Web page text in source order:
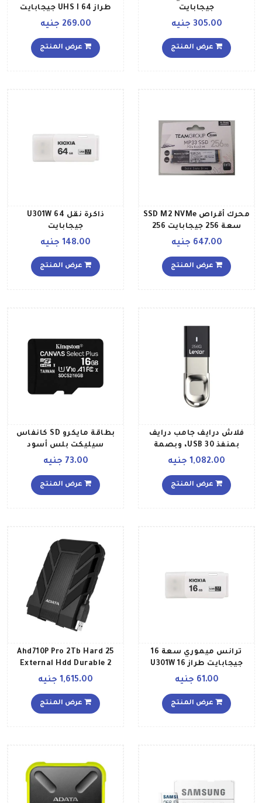
جيجابايت
305.00 جنيه
عرض المنتج
طراز UHS I 64 جيجابايت
269.00 جنيه
عرض المنتج
محرك أقراص SSD M2 NVMe
سعة 256 جيجابايت 256
جيجابايت
647.00 جنيه
عرض المنتج
ذاكرة نقل U301W 64
جيجابايت
148.00 جنيه
عرض المنتج
فلاش درايف جامب درايف
بمنفذ USB 30، وبصمة
الإصبع 64 غيغابايت
1,082.00 جنيه
عرض المنتج
بطاقة مايكرو SD كانفاس
سيليكت بلس أسود
73.00 جنيه
عرض المنتج
ترانس ميموري سعة 16
جيجابايت طراز U301W 16
غيغابايت
61.00 جنيه
عرض المنتج
Ahd710P Pro 2Tb Hard 25
External Hdd Durable 2
تيرابايت
1,615.00 جنيه
عرض المنتج